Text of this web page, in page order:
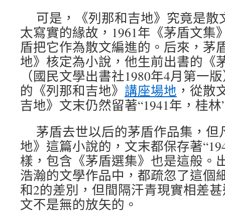
可是，《列那和吉地》究竟是散
太寫實的緣故，1961年《茅盾文集
盾把它作為散文編進的。后來，茅
地》核定為小說，他生前出書的《
（國民文學出書社1980年4月第一
的《列那和吉地》 講座場地 ，從散
吉地》文末仍然留著“1941年，桂
茅盾去世以后的茅盾作品集，但
地》這篇小說的，文末都保存著
樣，包含《茅盾選集》也是這般。
浩瀚的文學作品中，都疏忽了這個
和2的差別，但間隔汗青現實相差
文不是無的放矢的。